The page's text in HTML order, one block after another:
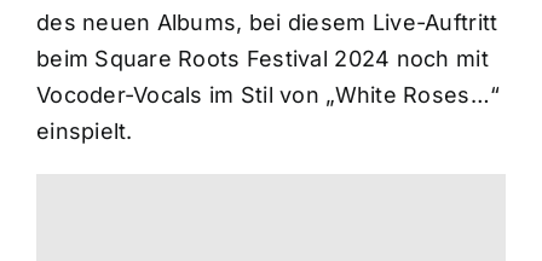
des neuen Albums, bei diesem Live-Auftritt
beim Square Roots Festival 2024 noch mit
Vocoder-Vocals im Stil von „White Roses…“
einspielt.